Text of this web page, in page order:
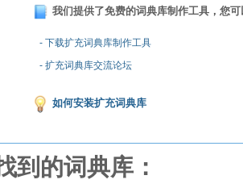
我们提供了免费的词典库制作工具，您
- 下载扩充词典库制作工具
- 扩充词典库交流论坛
如何安装扩充词典库
到的词典库：